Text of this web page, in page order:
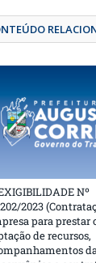
Nº
2023
para prestar
de recursos,